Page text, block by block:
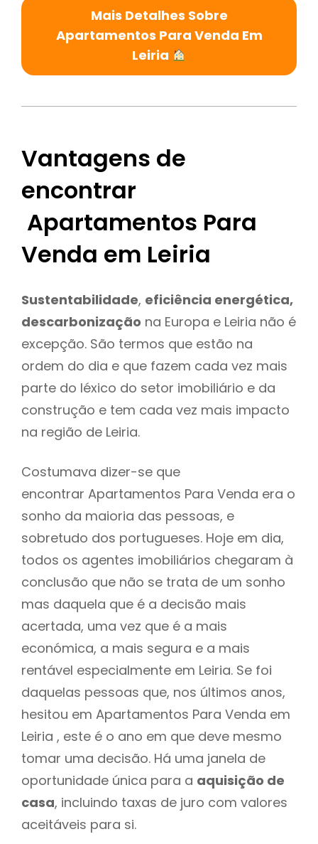
Mais Detalhes Sobre
Apartamentos Para Venda Em
Leiria
Vantagens de
encontrar
Apartamentos Para
Venda em Leiria
Sustentabilidade, eficiência energética,
descarbonização na Europa e Leiria não é
excepção. São termos que estão na
ordem do dia e que fazem cada vez mais
parte do léxico do setor imobiliário e da
construção e tem cada vez mais impacto
na região de Leiria.
Costumava dizer-se que
encontrar Apartamentos Para Venda era o
sonho da maioria das pessoas, e
sobretudo dos portugueses. Hoje em dia,
todos os agentes imobiliários chegaram à
conclusão que não se trata de um sonho
mas daquela que é a decisão mais
acertada, uma vez que é a mais
económica, a mais segura e a mais
rentável especialmente em Leiria. Se foi
daquelas pessoas que, nos últimos anos,
hesitou em Apartamentos Para Venda em
Leiria , este é o ano em que deve mesmo
tomar uma decisão. Há uma janela de
oportunidade única para a aquisição de
casa, incluindo taxas de juro com valores
aceitáveis para si.